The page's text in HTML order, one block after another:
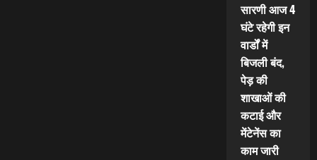
सारणी आज 4
घंटे रहेगी इन
वार्डों में
बिजली बंद,
पेड़ की
शाखाओं की
कटाई और
मेंटेनेंस का
काम जारी